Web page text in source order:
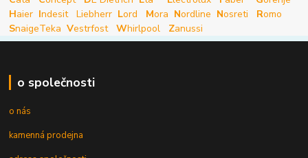
Haier Indesit Liebherr Lord Mora Nordline Nosreti Romo
SnaigeTeka Vestrfost Whirlpool Zanussi
o společnosti
o nás
kamenná prodejna